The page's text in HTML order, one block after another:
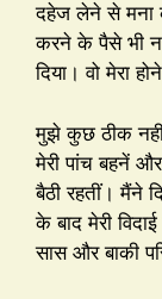
दहेज लेने से मना
करने के पैसे भी
दिया। वो मेरा
मुझे कुछ ठीक नहीं
मेरी पांच बहनें
बैठी रहतीं। मैंने
के बाद मेरी
सास और बाकी